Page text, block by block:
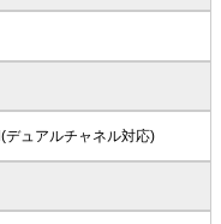
ュアルチャネル対応)